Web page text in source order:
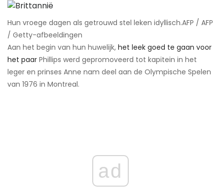
Hun vroege dagen als getrouwd stel leken idyllisch.​AFP / AFP
/ Getty-afbeeldingen
Aan het begin van hun huwelijk, het leek goed te gaan voor
het paar ​Phillips werd gepromoveerd tot kapitein in het
leger en prinses Anne nam deel aan de Olympische Spelen
van 1976 in Montreal.
ad